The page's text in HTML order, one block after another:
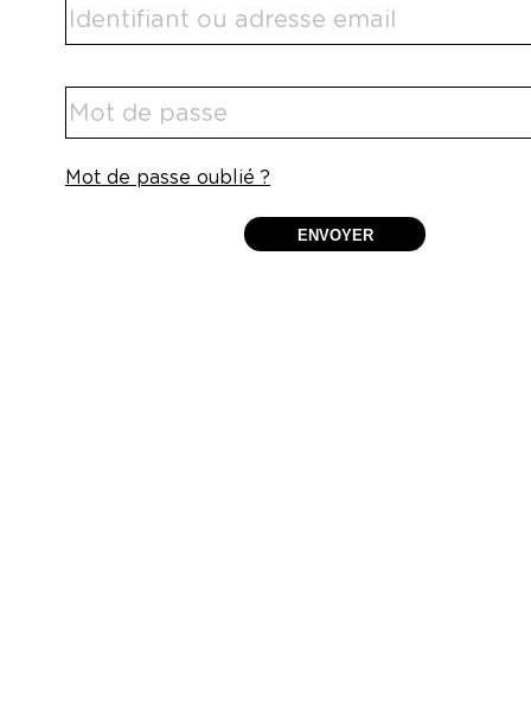
Mot de passe oublié ?